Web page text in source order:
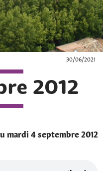
30/06/2021
2012
mardi 4 septembre 2012